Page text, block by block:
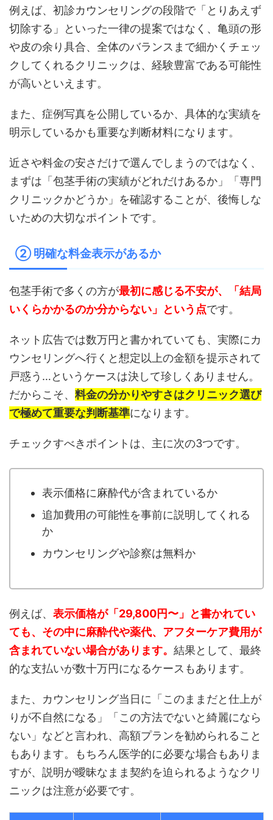
例えば、初診カウンセリングの段階で「とりあえず
切除する」といった一律の提案ではなく、亀頭の形
や皮の余り具合、全体のバランスまで細かくチェッ
クしてくれるクリニックは、経験豊富である可能性
が高いといえます。
また、症例写真を公開しているか、具体的な実績を
明示しているかも重要な判断材料になります。
近さや料金の安さだけで選んでしまうのではなく、
まずは「包茎手術の実績がどれだけあるか」「専門
クリニックかどうか」を確認することが、後悔しな
いための大切なポイントです。
② 明確な料金表示があるか
包茎手術で多くの方が最初に感じる不安が、「結局
いくらかかるのか分からない」という点です。
ネット広告では数万円と書かれていても、実際にカ
ウンセリングへ行くと想定以上の金額を提示されて
戸惑う…というケースは決して珍しくありません。
だからこそ、 料金の分かりやすさはクリニック選び
で極めて重要な判断基準になります。
チェックすべきポイントは、主に次の3つです。
表示価格に麻酔代が含まれているか
追加費用の可能性を事前に説明してくれる
か
カウンセリングや診察は無料か
例えば、 表示価格が「29,800円〜」と書かれてい
ても、その中に麻酔代や薬代、アフターケア費用が
含まれていない場合があります。 結果として、最終
的な支払いが数十万円になるケースもあります。
また、カウンセリング当日に「このままだと仕上が
りが不自然になる」「この方法でないと綺麗になら
ない」などと言われ、高額プランを勧められること
もあります。もちろん医学的に必要な場合もありま
すが、説明が曖昧なまま契約を迫られるようなクリ
ニックは注意が必要です。